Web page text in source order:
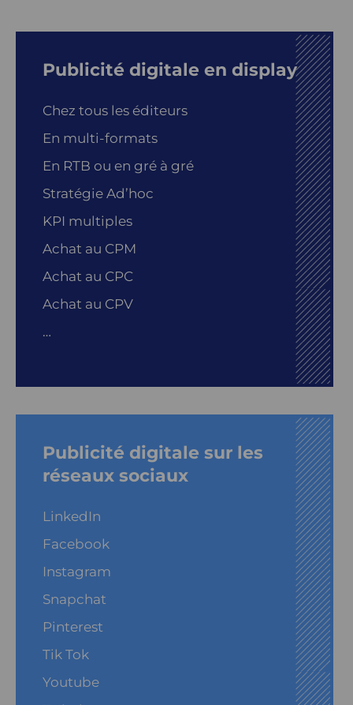
Publicité digitale en display
Chez tous les éditeurs
En multi-formats
En RTB ou en gré à gré
Stratégie Ad’hoc
KPI multiples
Achat au CPM
Achat au CPC
Achat au CPV
…
Publicité digitale sur les
réseaux sociaux
LinkedIn
Facebook
Instagram
Snapchat
Pinterest
Tik Tok
Youtube